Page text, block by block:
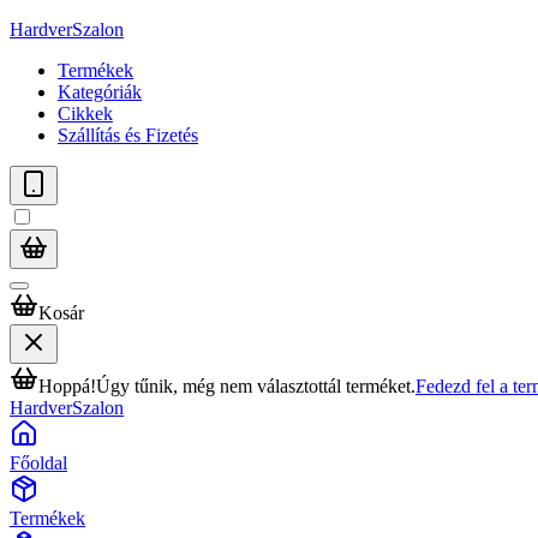
HardverSzalon
Termékek
Kategóriák
Cikkek
Szállítás és Fizetés
Kosár
Hoppá!Úgy tűnik, még nem választottál terméket.Fedezd fel a
HardverSzalon
Főoldal
Termékek